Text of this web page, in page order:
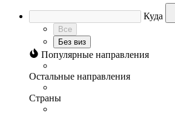
Куда
Все
Без виз
Популярные направления
Остальные направления
Страны